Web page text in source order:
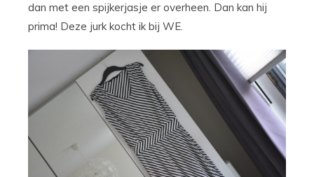
dan met een spijkerjasje er overheen. Dan kan hij
prima! Deze jurk kocht ik bij WE.